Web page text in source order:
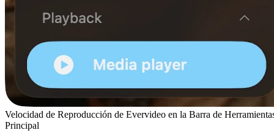
Velocidad de Reproducción de Evervideo en la Barra de
Principal